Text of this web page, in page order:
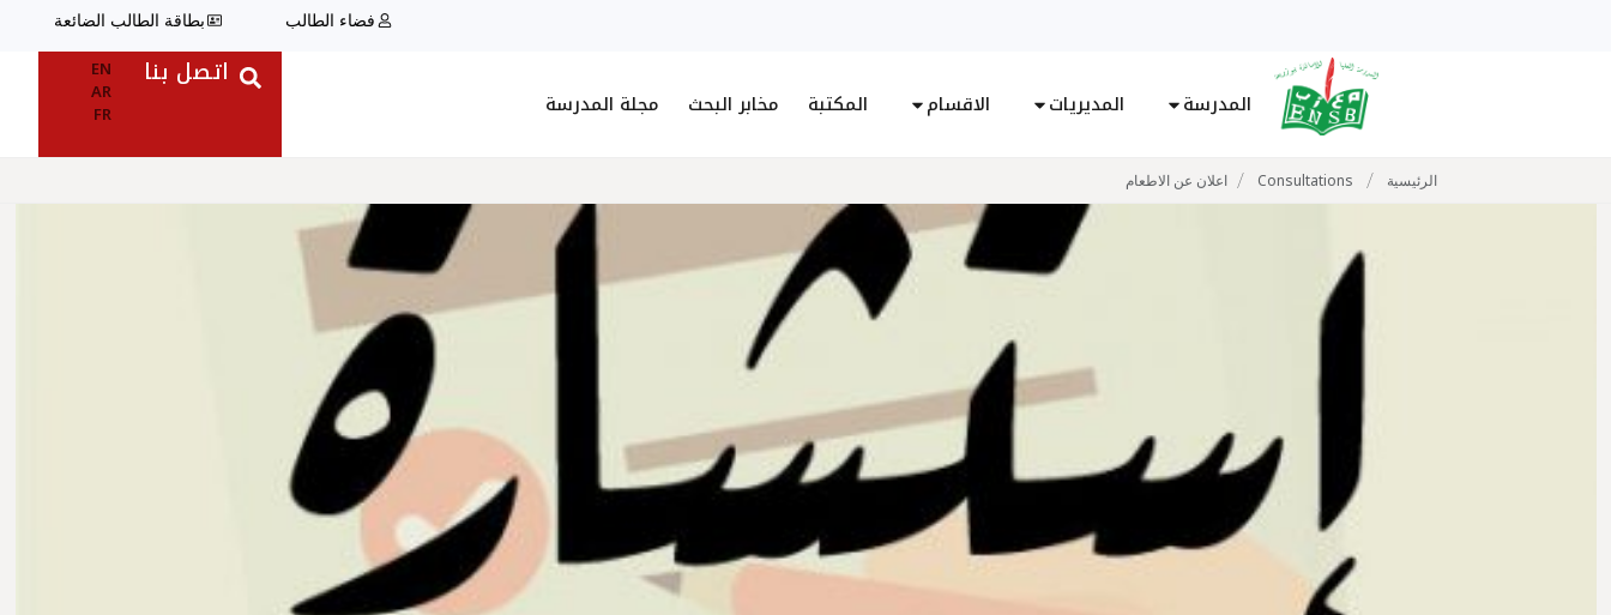
فضاء الطالب بطاقة الطالب الضائعة
المدرسة المديريات الاقسام المكتبة مخابر البحث مجلة المدرسة
اتصل بنا
EN
AR
FR
الرئيسية /
Consultations
/ اعلان عن الاطعام